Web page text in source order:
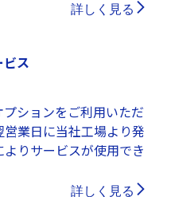
詳しく見る
ビス
プションをご利用いただ
営業日に当社工場より発
りサービスが使用でき
詳しく見る